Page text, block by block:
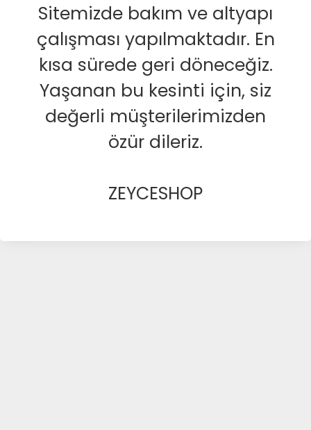
Sitemizde bakım ve altyapı
çalışması yapılmaktadır. En
kısa sürede geri döneceğiz.
Yaşanan bu kesinti için, siz
değerli müşterilerimizden
özür dileriz.
ZEYCESHOP